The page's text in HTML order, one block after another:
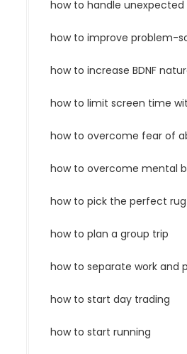
how to handle unexpected
how to improve problem-
how to increase BDNF
how to limit screen time
how to overcome fear of
how to overcome mental
how to pick the perfect rug
how to plan a group trip
how to separate work and
how to start day trading
how to start running